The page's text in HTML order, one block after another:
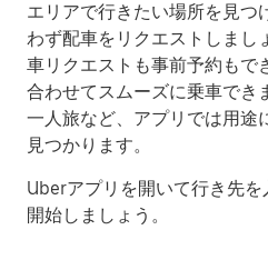
エリアで行きたい場所を見つ
わず配車をリクエストしまし
車リクエストも事前予約もで
合わせてスムーズに乗車でき
一人旅など、アプリでは用途
見つかります。
Uberアプリを開いて行き先
開始しましょう。